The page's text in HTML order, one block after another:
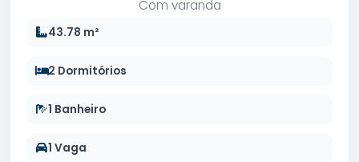
Com varanda
43.78 m²
2 Dormitórios
1 Banheiro
1 Vaga